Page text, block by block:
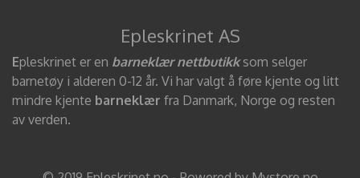
Epleskrinet AS
Epleskrinet er en barneklær nettbutikksom selger
barnetøy i alderen 0-12 år. Vi har valgt å føre kjente og litt
mindre kjente barneklær fra Danmark, Norge og resten
av verden.